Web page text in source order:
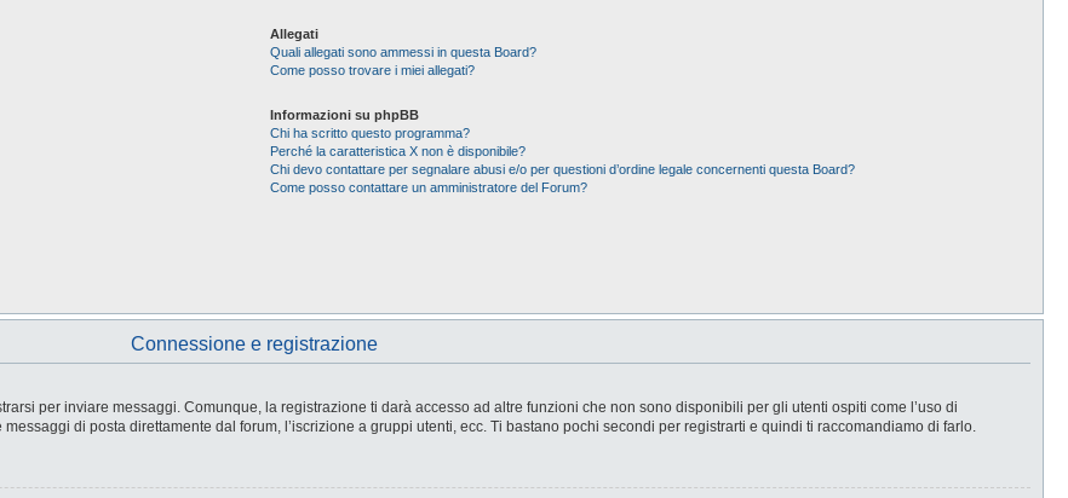
Allegati
Quali allegati sono ammessi in questa Board?
Come posso trovare i miei allegati?
Informazioni su phpBB
Chi ha scritto questo programma?
Perché la caratteristica X non è disponibile?
Chi devo contattare per segnalare abusi e/o per questioni d’ordine legale concernenti questa Board?
Come posso contattare un amministratore del Forum?
Connessione e registrazione
per inviare messaggi. Comunque, la registrazione ti darà accesso ad altre funzioni che non sono disponibili per gli utenti ospiti come l’uso di
di posta direttamente dal forum, l’iscrizione a gruppi utenti, ecc. Ti bastano pochi secondi per registrarti e quindi ti raccomandiamo di farlo.